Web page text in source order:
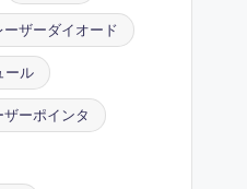
ーザーダイオード
ール
ザーポインタ